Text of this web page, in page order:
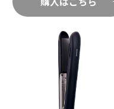
ヘアードライヤー ナノケア
EH-NA7M
購入はこちら